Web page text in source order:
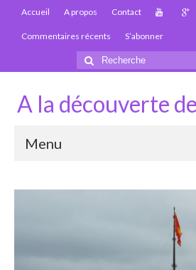
Accueil A propos Contact
Commentaires récents S’abonner
Rechercher
:
A la découverte
Menu